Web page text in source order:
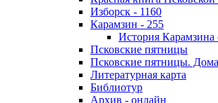
Изборск - 1160
Карамзин - 255
История Карамзина
Псковские пятницы
Псковские пятницы.
Литературная карта
Библиотур
Архив - онлайн